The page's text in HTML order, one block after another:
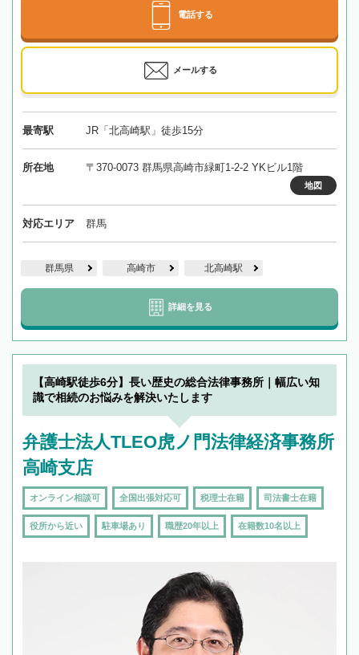
電話する
メールする
最寄駅 JR「北高崎駅」徒歩15分
所在地 〒370-0073 群馬県高崎市緑町1-2-2 YKビル1階
地図
対応エリア 群馬
群馬県 高崎市 北高崎駅
詳細を見る
【高崎駅徒歩6分】長い歴史の総合法律事務所｜幅広い知
識で相続のお悩みを解決いたします
弁護士法人TLEO虎ノ門法律経済事務所
高崎支店
オンライン相談可 全国出張対応可 税理士在籍 司法書士在籍
役所から近い 駐車場あり 職歴20年以上 在籍数10名以上